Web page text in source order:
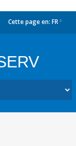
Cette page en: FR